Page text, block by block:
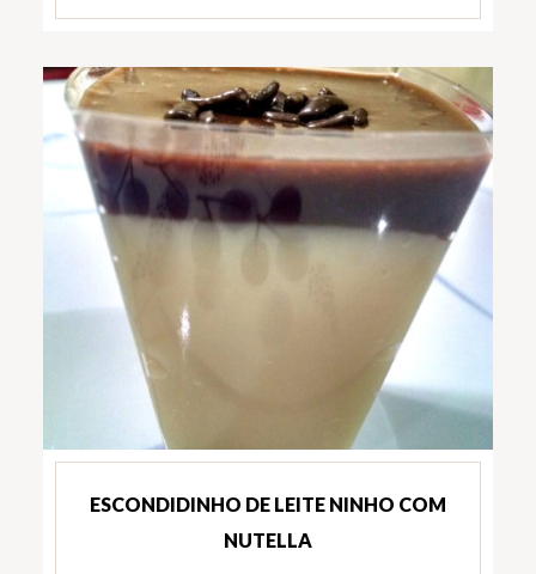
ESCONDIDINHO DE LEITE NINHO COM
NUTELLA